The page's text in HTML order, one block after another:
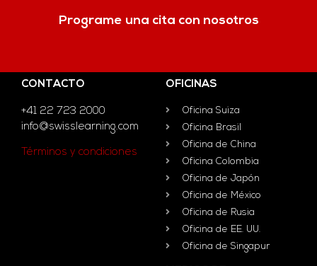
Programe una cita con nosotros
CONTACTO
+41 22 723 2000
info@swisslearning.com
Términos y condiciones
OFICINAS
Oficina Suiza
Oficina Brasil
Oficina de China
Oficina Colombia
Oficina de Japón
Oficina de México
Oficina de Rusia
Oficina de EE. UU.
Oficina de Singapur